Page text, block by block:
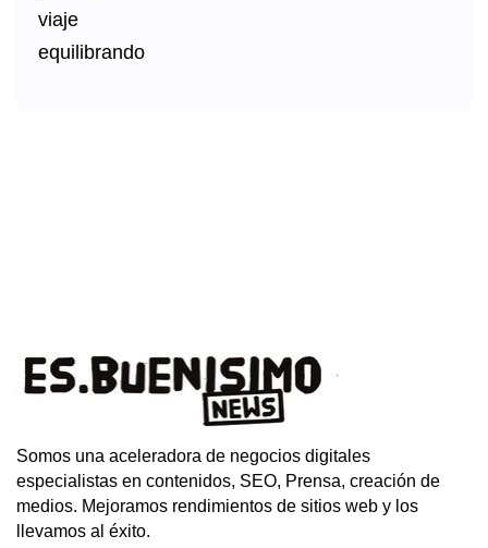
Somos una aceleradora de negocios digitales
especialistas en contenidos, SEO, Prensa, creación de
medios. Mejoramos rendimientos de sitios web y los
llevamos al éxito.